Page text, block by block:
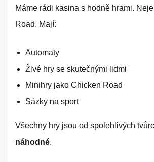
Máme rádi kasina s hodně hrami.
Road. Mají:
Automaty
Živé hry se skutečnými lidmi
Minihry jako Chicken Road
Sázky na sport
Všechny hry jsou od spolehlivých
náhodné.